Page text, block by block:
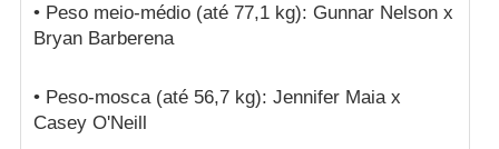
• Peso meio-médio (até 77,1 kg): Gunnar Nelson x
Bryan Barberena
• Peso-mosca (até 56,7 kg): Jennifer Maia x
Casey O'Neill